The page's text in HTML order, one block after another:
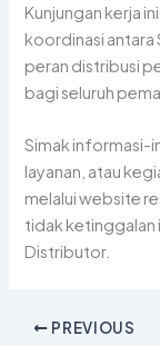
Kunjungan kerja
koordinasi antara
peran distribusi
bagi seluruh
Simak informasi-
layanan, atau
melalui website
tidak ketinggalan
Distributor.
PREVIOUS